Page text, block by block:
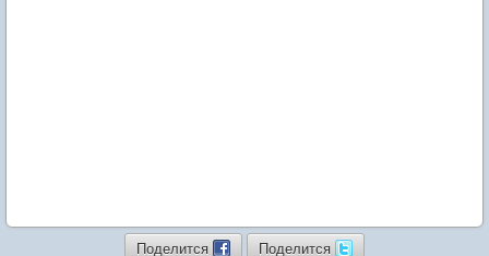
Поделится Поделится